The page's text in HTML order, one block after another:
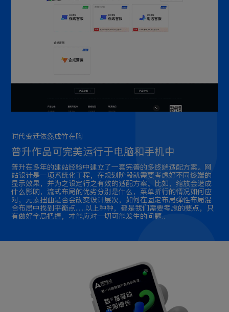
时代变迁依然成竹在胸
普升作品可完美运行于电脑和手机中
普升在多年的建站经验中建立了一套完善的多终端适配方案。网
站设计是一项系统化工程，在规划阶段就需要考虑好不同终端的
显示效果，并为之设定行之有效的适配方案。比如，缩放会造成
什么影响，流式布局的优劣分别是什么，菜单折行的情况如何应
对，元素扭曲是否会改变设计层次，如何在固定布局弹性布局混
合布局中找到平衡点......以上种种，都是我们需要考虑的要点，只
有做好全局把握，才能应对一切可能发生的问题。